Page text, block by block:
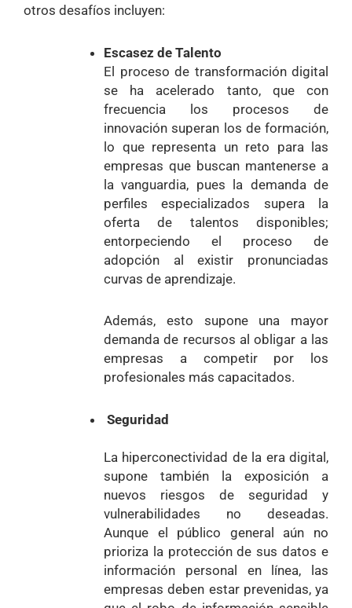
otros desafíos incluyen:
Escasez de Talento
El proceso de transformación digital
se ha acelerado tanto, que con
frecuencia los procesos de
innovación superan los de formación,
lo que representa un reto para las
empresas que buscan mantenerse a
la vanguardia, pues la demanda de
perfiles especializados supera la
oferta de talentos disponibles;
entorpeciendo el proceso de
adopción al existir pronunciadas
curvas de aprendizaje.
Además, esto supone una mayor
demanda de recursos al obligar a las
empresas a competir por los
profesionales más capacitados.
Seguridad
La hiperconectividad de la era digital,
supone también la exposición a
nuevos riesgos de seguridad y
vulnerabilidades no deseadas.
Aunque el público general aún no
prioriza la protección de sus datos e
información personal en línea, las
empresas deben estar prevenidas, ya